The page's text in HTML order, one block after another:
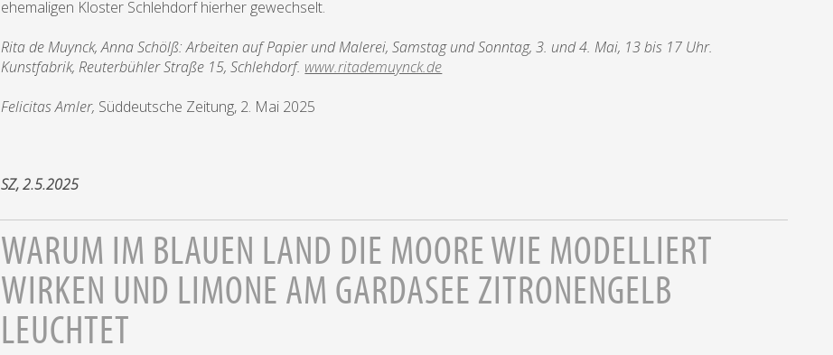
ehemaligen Kloster Schlehdorf hierher gewechselt.
Rita de Muynck, Anna Schölß: Arbeiten auf Papier und Malerei, Samstag und Sonntag, 3. und 4. Mai, 13 bis 17 Uhr.
Kunstfabrik, Reuterbühler Straße 15, Schlehdorf. www.ritademuynck.de
Felicitas Amler, Süddeutsche Zeitung, 2. Mai 2025
SZ, 2.5.2025
WARUM IM BLAUEN LAND DIE MOORE WIE MODELLIERT
WIRKEN UND LIMONE AM GARDASEE ZITRONENGELB
LEUCHTET